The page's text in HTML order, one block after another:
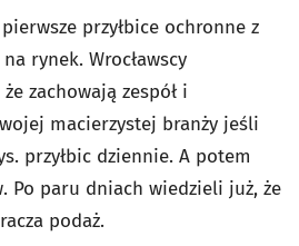
przyłbice ochronne z
rynek. Wrocławscy
zachowają zespół i
macierzystej branży jeśli
przyłbic dziennie. A potem
Po paru dniach wiedzieli już, że
podaż.